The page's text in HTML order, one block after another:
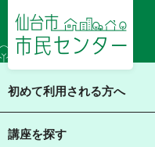
仙台市 市民センタ
ー
初めて利用される方へ
講座を探す